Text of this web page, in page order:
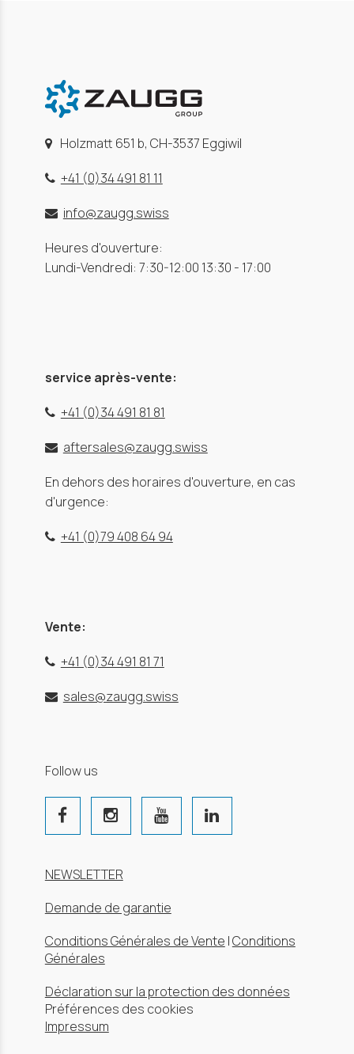
Holzmatt 651 b, CH-3537 Eggiwil
+41 (0)34 491 81 11
info@zaugg.swiss
Heures d'ouverture:
Lundi-Vendredi: 7:30-12:00 13:30 - 17:00
service après-vente:
+41 (0)34 491 81 81
aftersales@zaugg.swiss
En dehors des horaires d'ouverture, en cas
d'urgence:
+41 (0)79 408 64 94
Vente:
+41 (0)34 491 81 71
sales@zaugg.swiss
Follow us
NEWSLETTER
Demande de garantie
Conditions Générales de Vente |Conditions
Générales
Déclaration sur la protection des données
Préférences des cookies
Impressum